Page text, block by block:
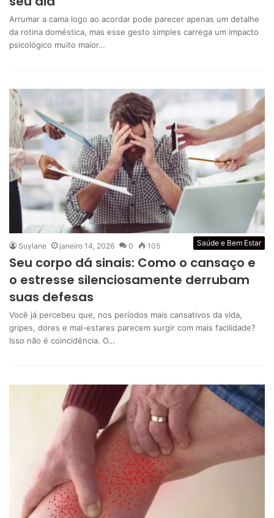
Arrumar a cama logo ao acordar pode parecer apenas um detalhe
da rotina doméstica, mas esse gesto simples carrega um impacto
psicológico muito maior…
Saúde e Bem Estar
Suylane janeiro 14, 2026 0 105
Seu corpo dá sinais: Como o cansaço e
o estresse silenciosamente derrubam
suas defesas
Você já percebeu que, nos períodos mais cansativos da vida,
gripes, dores e mal-estares parecem surgir com mais facilidade?
Isso não é coincidência. O…